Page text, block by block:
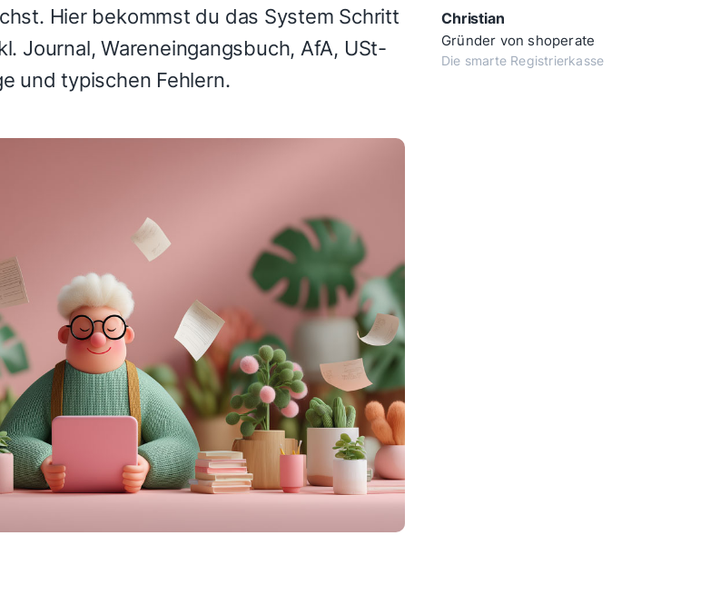
Christian
Gründer von shoperate
Die smarte Registrierkasse
Hier bekommst du das System Schritt
Journal, Wareneingangsbuch, AfA, USt-
und typischen Fehlern.